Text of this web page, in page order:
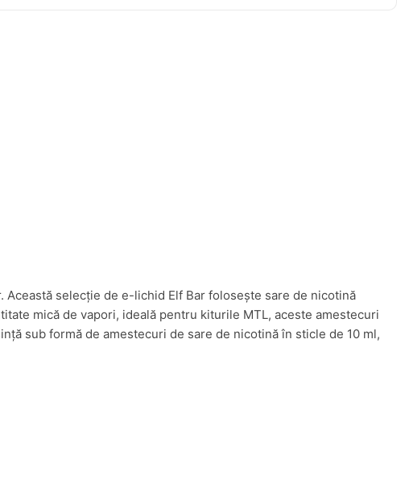
selecție de e-lichid Elf Bar folosește sare de nicotină
mică de vapori, ideală pentru kiturile MTL, aceste amestecuri
sub formă de amestecuri de sare de nicotină în sticle de 10 ml,